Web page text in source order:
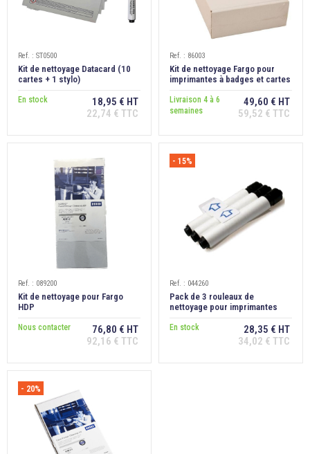
Ref. : ST0500
Kit de nettoyage Datacard (10
cartes + 1 stylo)
En stock
18,95 € HT
22,74 € TTC
Ref. : 86003
Kit de nettoyage Fargo pour
imprimantes à badges et cartes
Livraison 4 à 6
semaines
49,60 € HT
59,52 € TTC
Ref. : 089200
Kit de nettoyage pour Fargo
HDP
Nous contacter
76,80 € HT
92,16 € TTC
- 15%
Ref. : 044260
Pack de 3 rouleaux de
nettoyage pour imprimantes
En stock
28,35 € HT
34,02 € TTC
- 20%